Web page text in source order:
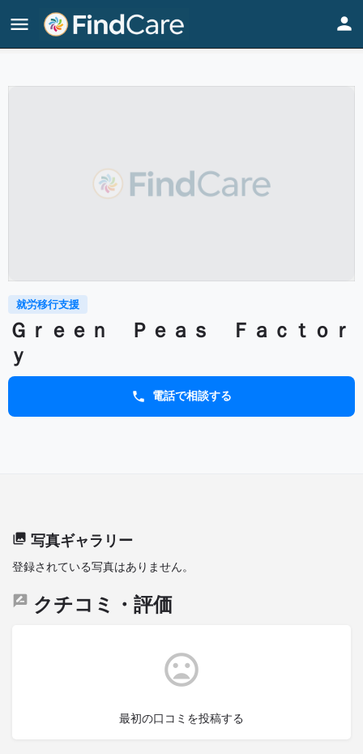
Home Listings Ｇｒｅｅｎ Ｐｅａｓ Ｆａｃｔｏｒｙ
就労移行支援
Ｇｒｅｅｎ Ｐｅａｓ Ｆａｃｔｏｒ
ｙ
電話で相談する
写真ギャラリー
登録されている写真はありません。
クチコミ・評価
最初の口コミを投稿する